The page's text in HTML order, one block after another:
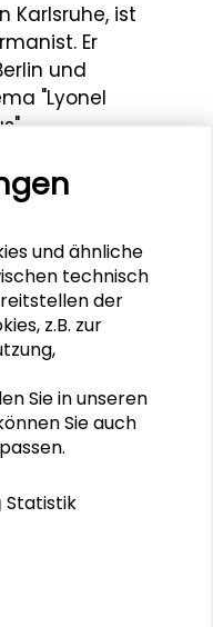
Karlsruhe, ist
Er
und
"Lyonel
des
Darmstadt, die
Berlin. Zudem
Apolda, das
das Museum
sein
absolvierte,
über den
der
und ähnliche
technisch
der
z.B. zur
Sie in unseren
Sie auch
Statistik